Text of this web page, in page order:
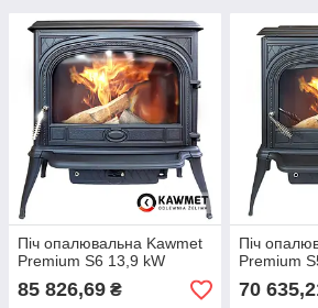
Піч опалювальна Kawmet
Premium S6 13,9 kW
85 826,69 ₴
Піч
Premium
70